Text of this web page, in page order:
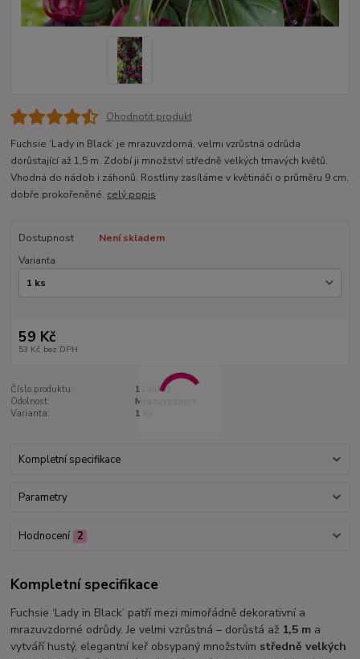
Ohodnotit produkt
Fuchsie ‘Lady in Black’ je mrazuvzdorná, velmi vzrůstná odrůda
dorůstající až 1,5 m. Zdobí ji množství středně velkých tmavých květů.
Vhodná do nádob i záhonů. Rostliny zasíláme v květináči o průměru 9 cm,
dobře prokořeněné. celý popis
Dostupnost
Není skladem
Varianta
59 Kč
53 Kč bez DPH
Číslo produktu:
1134F-1
Odolnost:
Mrazuvzdorné
Varianta:
1 ks
Kompletní specifikace
Parametry
Hodnocení 2
Kompletní specifikace
Fuchsie ‘Lady in Black’ patří mezi mimořádně dekorativní a
mrazuvzdorné odrůdy. Je velmi vzrůstná – dorůstá až 1,5 m a
vytváří hustý, elegantní keř obsypaný množstvím středně velkých